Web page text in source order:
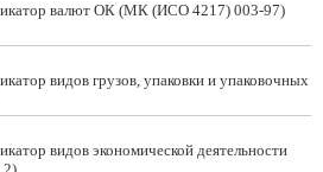
валют ОК (МК (ИСО 4217) 003-97)
видов грузов, упаковки и упаковочных
видов экономической деятельности